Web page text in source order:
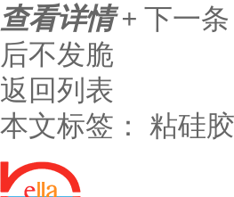
查看详情 + 下一条
后不发脆
返回列表
本文标签： 粘硅